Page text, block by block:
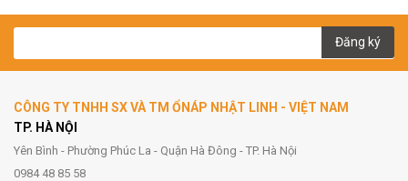
Đăng ký
CÔNG TY TNHH SX VÀ TM ỔNÁP NHẬT LINH - VIỆT NAM
TP. HÀ NỘI
Yên Bình - Phường Phúc La - Quận Hà Đông - TP. Hà Nội
0984 48 85 58